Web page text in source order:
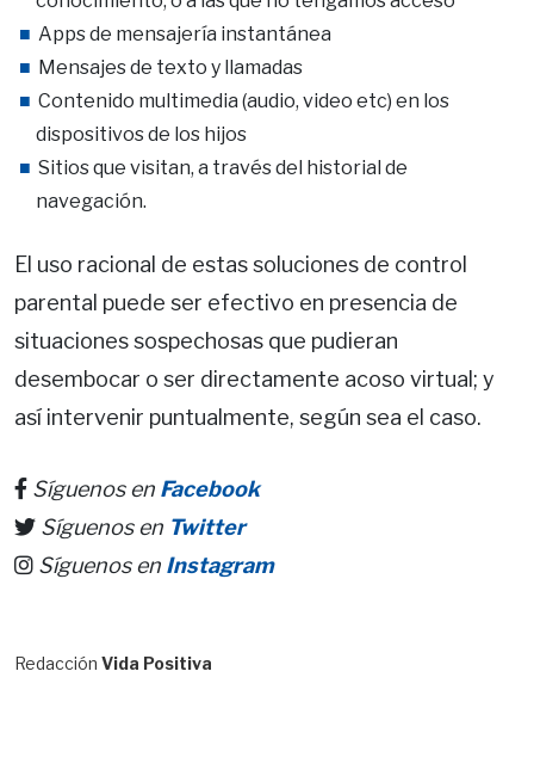
Apps de mensajería instantánea
Mensajes de texto y llamadas
Contenido multimedia (audio, video etc) en los
dispositivos de los hijos
Sitios que visitan, a través del historial de
navegación.
El uso racional de estas soluciones de control
parental puede ser efectivo en presencia de
situaciones sospechosas que pudieran
desembocar o ser directamente acoso virtual; y
así intervenir puntualmente, según sea el caso.
Síguenos en Facebook
Síguenos en Twitter
Síguenos en Instagram
Redacción Vida Positiva